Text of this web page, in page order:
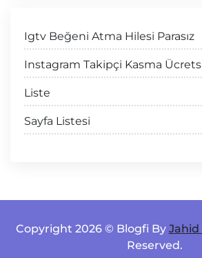
Igtv Beğeni Atma Hilesi Parasız
Instagram Takipçi Kasma
Liste
Sayfa Listesi
Copyright 2026 © Blogfi By Jahid
Reserved.